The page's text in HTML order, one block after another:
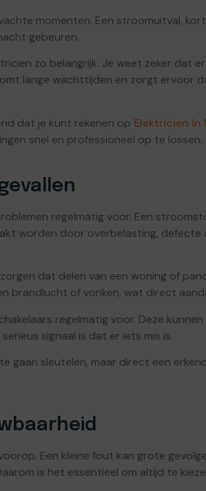
momenten. Een stroomuitval,
gebeuren.
zo belangrijk. Je weet zeker dat
lange wachttijden en zorgt ervoor
dat je kunt rekenen op Elektricien in
snel en professioneel op te lossen.
regelmatig voor. Een
worden door overbelasting,
dat delen van een woning of
brandlucht of vonken, wat direct
regelmatig voor. Deze
signaal is dat er iets mis is.
gaan sleutelen, maar direct een
Een kleine fout kan grote
is het essentieel om altijd te